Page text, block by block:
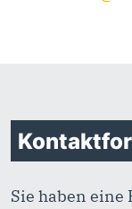
Sie haben eine